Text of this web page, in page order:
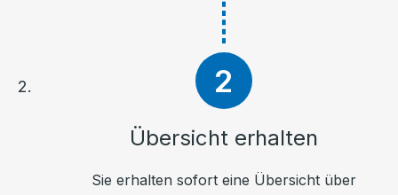
Übersicht erhalten
Sie erhalten sofort eine Übersicht über